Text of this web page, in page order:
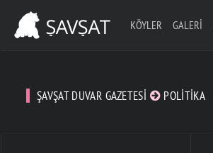
KÖYLER GALERI
ŞAVŞAT DUVAR GAZETESI POLITIKA